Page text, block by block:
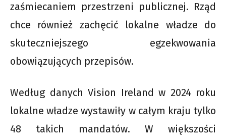
zaśmiecaniem przestrzeni publicznej. Rząd
chce również zachęcić lokalne władze do
skuteczniejszego egzekwowania
obowiązujących przepisów.
Według danych Vision Ireland w 2024 roku
lokalne władze wystawiły w całym kraju tylko
48 takich mandatów. W większości